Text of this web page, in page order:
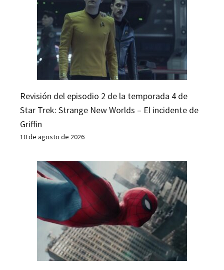
Revisión del episodio 2 de la temporada 4 de
Star Trek: Strange New Worlds – El incidente de
Griffin
10 de agosto de 2026